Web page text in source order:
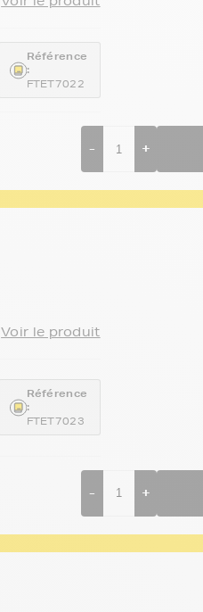
Référence
:
FTET7022
- +
Voir le produit
Référence
:
FTET7023
- +